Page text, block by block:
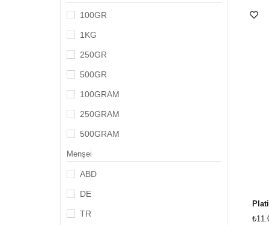
100GR
1KG
250GR
500GR
100GRAM
250GRAM
500GRAM
Menşei
ABD
DE
TR